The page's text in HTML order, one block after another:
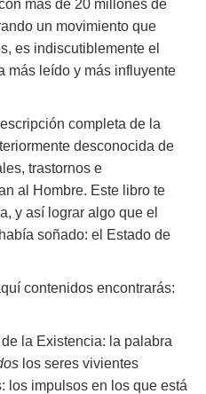
más de 20 millones de
un movimiento que
es indiscutiblemente el
más leído y más influyente
completa de la
desconocida de
trastornos e
al Hombre. Este libro te
y así lograr algo que el
soñado: el Estado de
contenidos encontrarás:
la Existencia: la palabra
los seres vivientes
los impulsos en los que está